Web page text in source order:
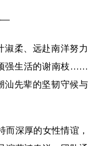
柔、远赴南洋努力
强生活的谢南枝……
汕先辈的坚韧守候与
深厚的女性情谊，